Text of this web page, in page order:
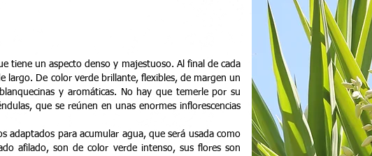
tiene un aspecto denso y majestuoso. Al final de cada
largo. De color verde brillante, flexibles, de margen un
y aromáticas. No hay que temerle por su
que se reúnen en unas enormes inflorescencias
adaptados para acumular agua, que será usada como
afilado, son de color verde intenso, sus flores son